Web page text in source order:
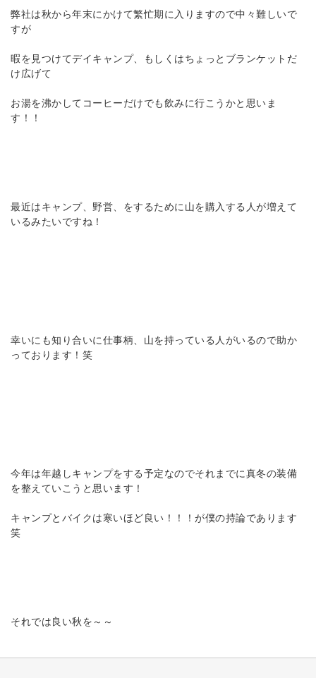
弊社は秋から年末にかけて繁忙期に入りますので中々難しいで
すが
暇を見つけてデイキャンプ、もしくはちょっとブランケットだ
け広げて
お湯を沸かしてコーヒーだけでも飲みに行こうかと思いま
す！！
最近はキャンプ、野営、をするために山を購入する人が増えて
いるみたいですね！
幸いにも知り合いに仕事柄、山を持っている人がいるので助か
っております！笑
今年は年越しキャンプをする予定なのでそれまでに真冬の装備
を整えていこうと思います！
キャンプとバイクは寒いほど良い！！！が僕の持論であります
笑
それでは良い秋を～～